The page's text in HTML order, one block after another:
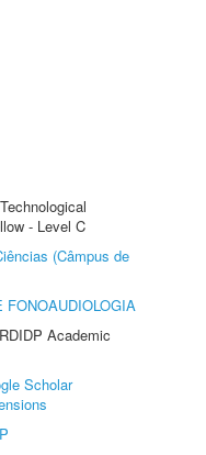
- Level C
(Câmpus de
FONOAUDIOLOGIA
Academic
Scholar